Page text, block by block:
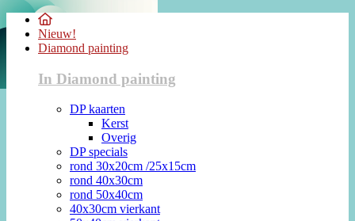
Nieuw!
Diamond painting
In Diamond painting
DP kaarten
Kerst
Overig
DP specials
rond 30x20cm /25x15cm
rond 40x30cm
rond 50x40cm
40x30cm vierkant